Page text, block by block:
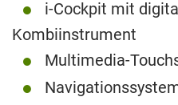
i-Cockpit mit
Kombiinstrument
Multimedia-